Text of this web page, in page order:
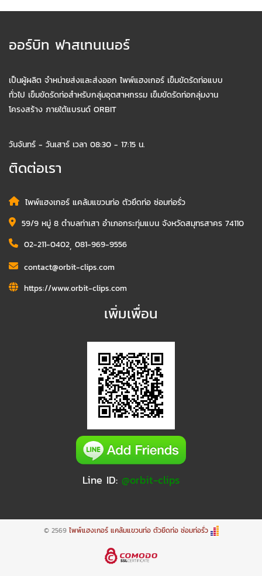
ออร์บิท ฟาสเทนเนอร์
เป็นผู้ผลิต จำหน่ายส่งและส่งออก ไพพ์แฮงเกอร์ เข็มขัดรัดท่อแบบ
ทั่วไป เข็มขัดรัดท่อสำหรับกลุ่มอุตสาหกรรม เข็มขัดรัดท่อกลุ่มงาน
โครงสร้าง ภายใต้แบรนด์ ORBIT
วันจันทร์ - วันเสาร์ เวลา 08:30 - 17:15 น.
ติดต่อเรา
ไพพ์แฮงเกอร์ แคล้มแขวนท่อ ตัวยึดท่อ ซ่อมท่อรั่ว
59/9 หมู่ 8 ตำบลท่าเสา อำเภอกระทุ่มแบน จังหวัดสมุทรสาคร 74110
02-211-0402, 081-969-9556
contact@orbit-clips.com
https://www.orbit-clips.com
เพิ่มเพื่อน
Line ID: @orbit-clips
© 2569 ไพพ์แฮงเกอร์ แคล้มแขวนท่อ ตัวยึดท่อ ซ่อมท่อรั่ว